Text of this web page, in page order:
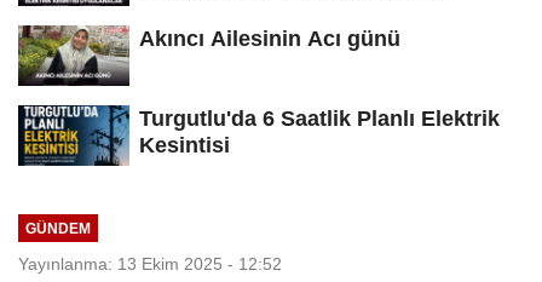
Akıncı Ailesinin Acı günü
Turgutlu'da 6 Saatlik Planlı Elektrik
Kesintisi
GÜNDEM
Yayınlanma: 13 Ekim 2025 - 12:52